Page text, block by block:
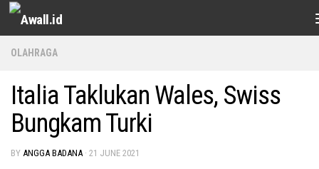
Skip to content
OLAHRAGA
Italia Taklukan Wales, Swiss
Bungkam Turki
BY ANGGA BADANA · 21 JUNE 2021